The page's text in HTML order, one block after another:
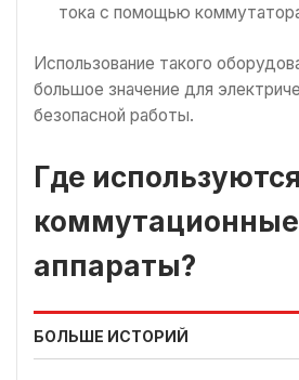
тока с помощью
Использование такого
большое значение для
безопасной работы.
Где используются
коммутационные
аппараты?
БОЛЬШЕ ИСТОРИЙ